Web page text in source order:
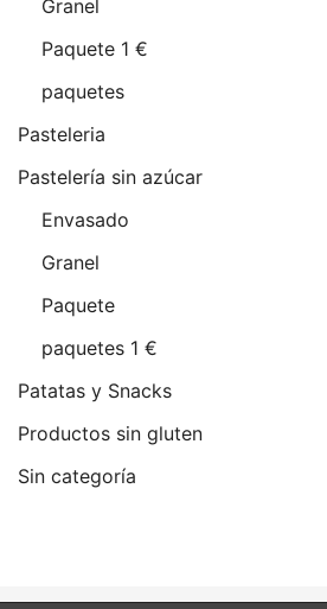
Granel
Paquete 1 €
paquetes
Pasteleria
Pastelería sin azúcar
Envasado
Granel
Paquete
paquetes 1 €
Patatas y Snacks
Productos sin gluten
Sin categoría